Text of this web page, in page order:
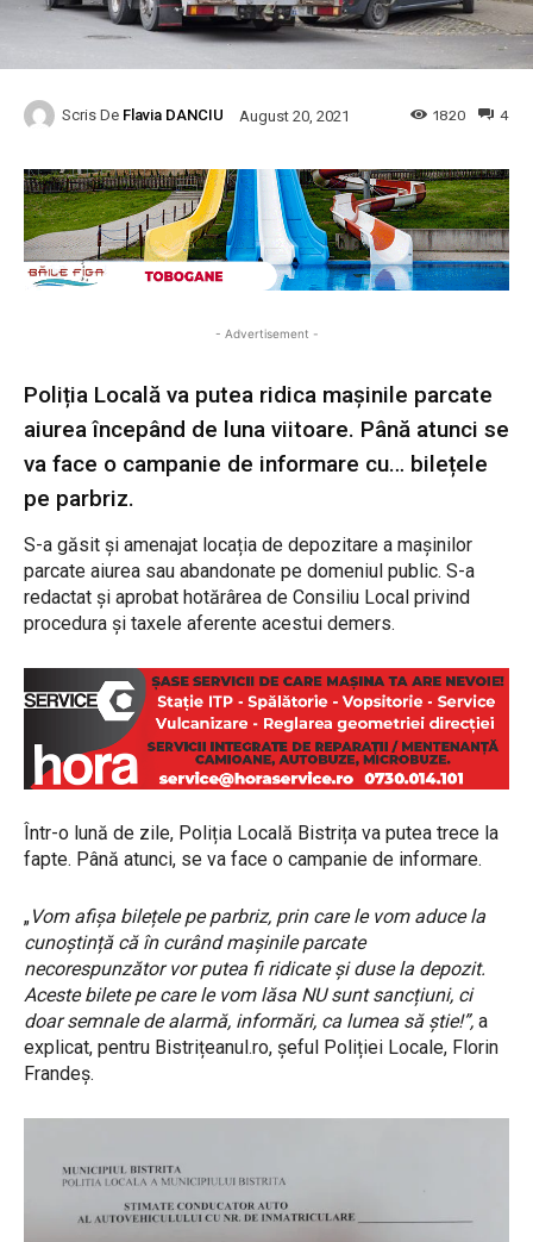
Scris De Flavia DANCIU August 20, 2021 4
1820
- Advertisement -
Poliția Locală va putea ridica mașinile parcate
aiurea începând de luna viitoare. Până atunci se
va face o campanie de informare cu… bilețele
pe parbriz.
S-a găsit și amenajat locația de depozitare a mașinilor
parcate aiurea sau abandonate pe domeniul public. S-a
redactat și aprobat hotărârea de Consiliu Local privind
procedura și taxele aferente acestui demers.
Într-o lună de zile, Poliția Locală Bistrița va putea trece la
fapte. Până atunci, se va face o campanie de informare.
„Vom afișa bilețele pe parbriz, prin care le vom aduce la
cunoștință că în curând mașinile parcate
necorespunzător vor putea fi ridicate și duse la depozit.
Aceste bilete pe care le vom lăsa NU sunt sancțiuni, ci
doar semnale de alarmă, informări, ca lumea să știe!”, a
explicat, pentru Bistrițeanul.ro, șeful Poliției Locale, Florin
Frandeș.